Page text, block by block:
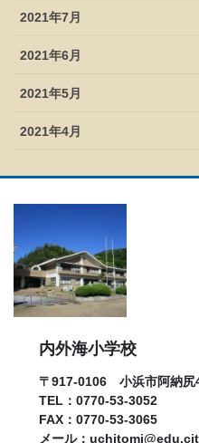
2021年7月
2021年6月
2021年5月
2021年4月
内外海小学校
〒917-0106 小浜市阿納尻
TEL：0770-53-3052
FAX：0770-53-3065
メール：uchitomi